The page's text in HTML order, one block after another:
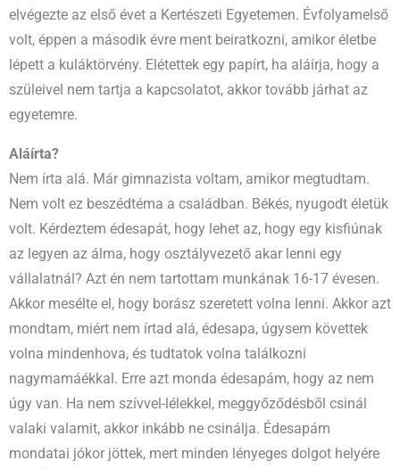
elvégezte az első évet a Kertészeti Egyetemen. Évfolyamelső
volt, éppen a második évre ment beiratkozni, amikor életbe
lépett a kuláktörvény. Elétettek egy papírt, ha aláírja, hogy a
szüleivel nem tartja a kapcsolatot, akkor tovább járhat az
egyetemre.
Aláírta?
Nem írta alá. Már gimnazista voltam, amikor megtudtam.
Nem volt ez beszédtéma a családban. Békés, nyugodt életük
volt. Kérdeztem édesapát, hogy lehet az, hogy egy kisfiúnak
az legyen az álma, hogy osztályvezető akar lenni egy
vállalatnál? Azt én nem tartottam munkának 16-17 évesen.
Akkor mesélte el, hogy borász szeretett volna lenni. Akkor azt
mondtam, miért nem írtad alá, édesapa, úgysem követtek
volna mindenhova, és tudtatok volna találkozni
nagymamáékkal. Erre azt monda édesapám, hogy az nem
úgy van. Ha nem szívvel-lélekkel, meggyőződésből csinál
valaki valamit, akkor inkább ne csinálja. Édesapám
mondatai jókor jöttek, mert minden lényeges dolgot helyére